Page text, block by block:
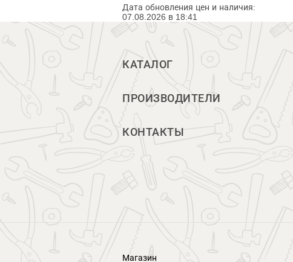
Дата обновления цен и наличия:
07.08.2026 в 18:41
КАТАЛОГ
ПРОИЗВОДИТЕЛИ
КОНТАКТЫ
Магазин